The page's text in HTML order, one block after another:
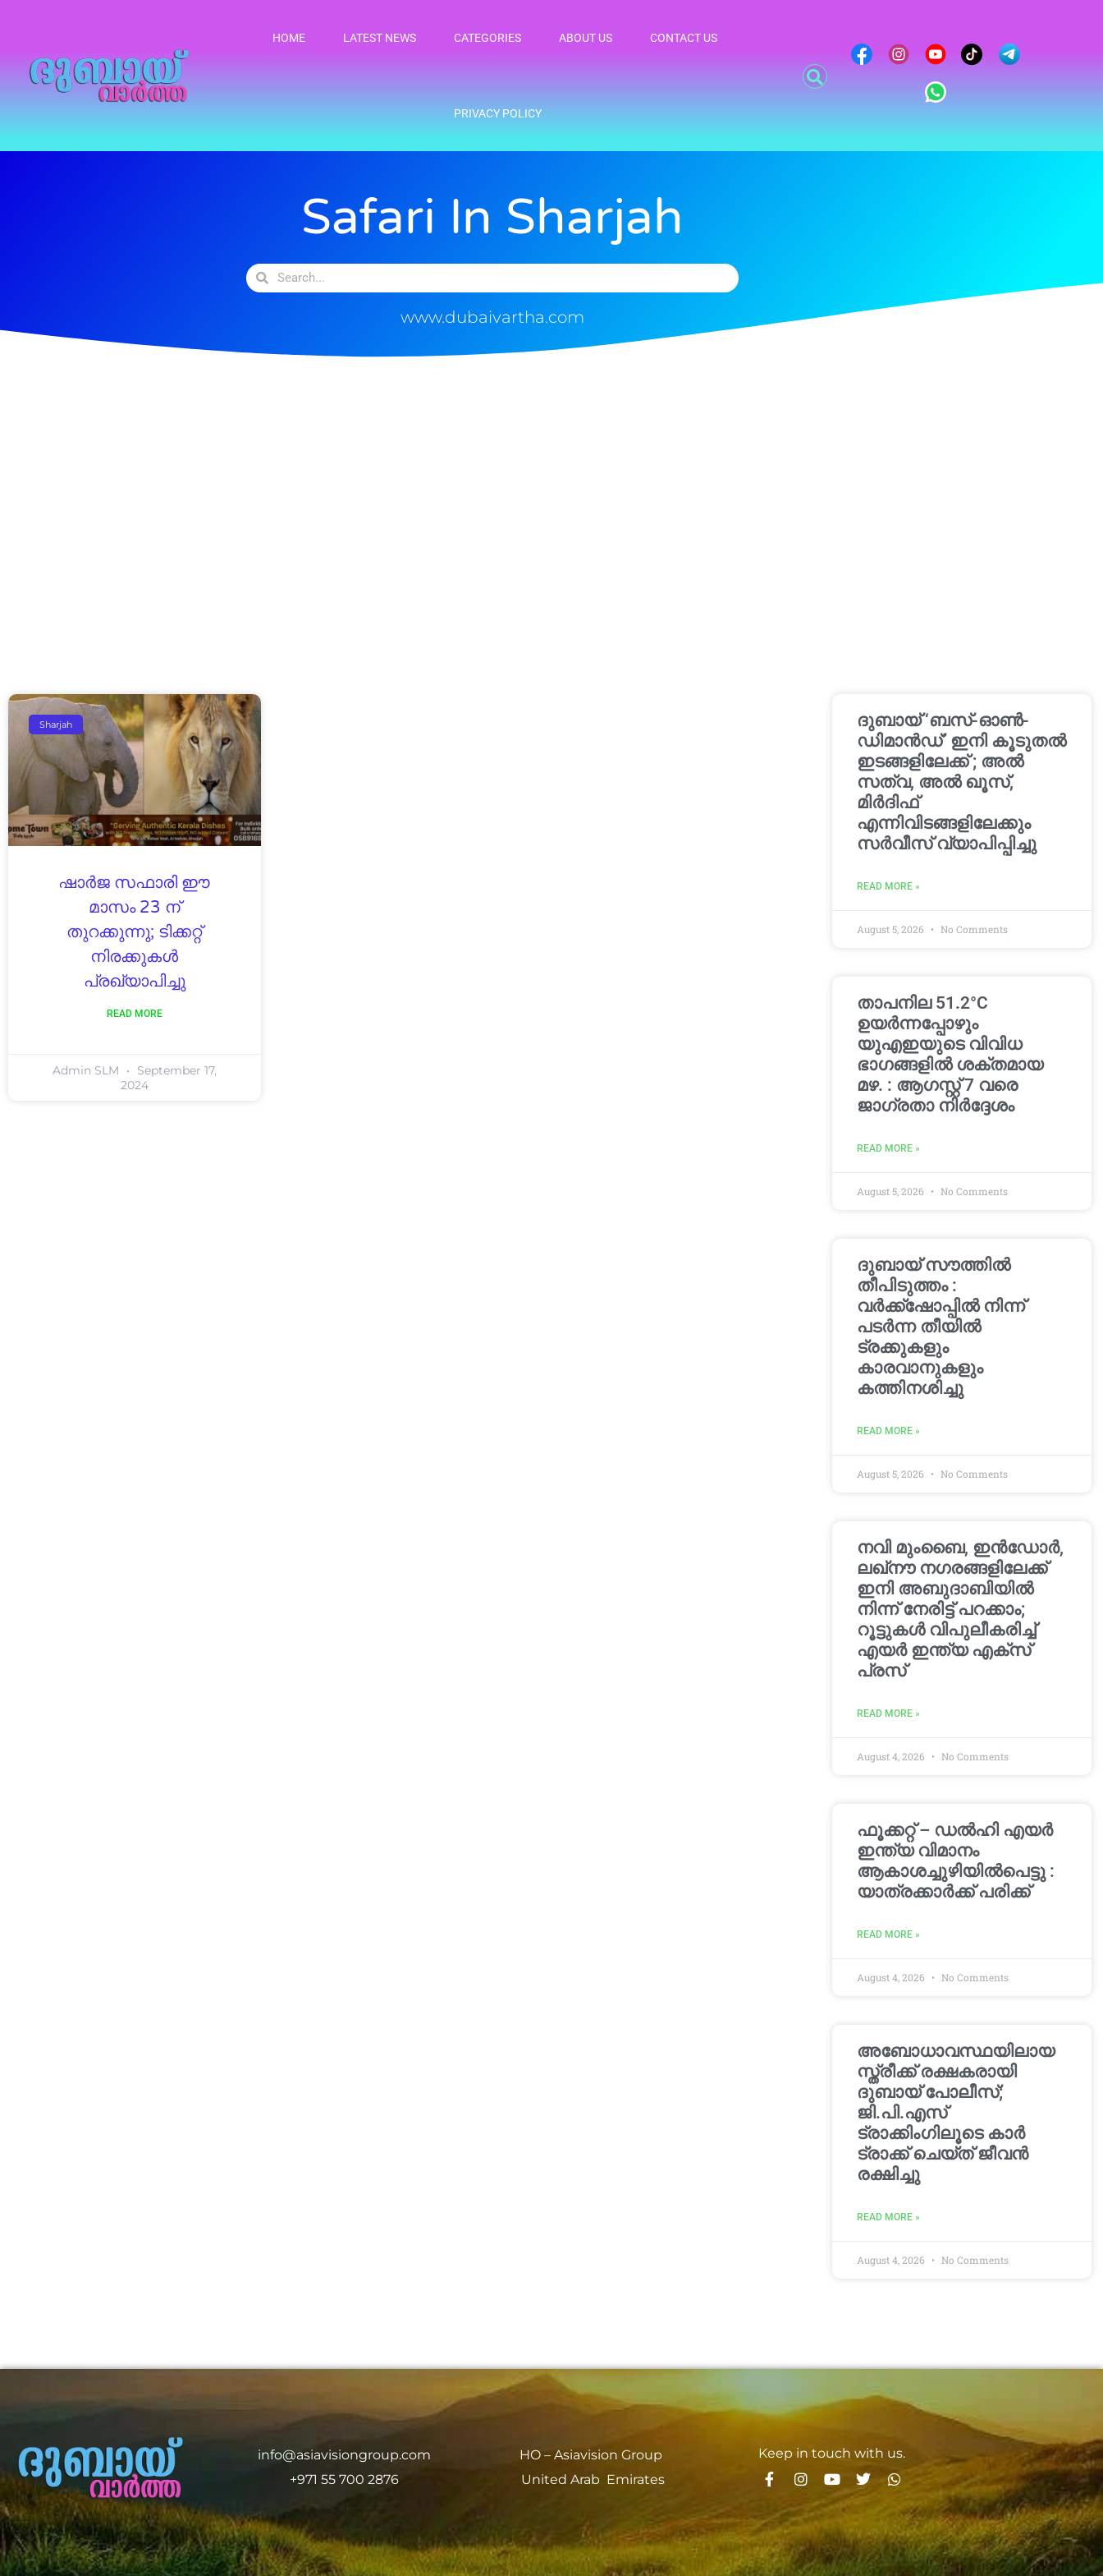
HOME LATEST NEWS CATEGORIES ABOUT US CONTACT US
PRIVACY POLICY
Safari In Sharjah
www.dubaivartha.com
Sharjah
ഷാർജ സഫാരി ഈ
മാസം 23 ന്
തുറക്കുന്നു; ടിക്കറ്റ്
നിരക്കുകൾ
പ്രഖ്യാപിച്ചു
READ MORE
Admin SLM
September 17,
2024
ദുബായ് ‘ബസ്-ഓൺ-
ഡിമാൻഡ്’ ഇനി കൂടുതൽ
ഇടങ്ങളിലേക്ക് ; അൽ
സത്വ, അൽ ഖൂസ്,
മിർദിഫ്
എന്നിവിടങ്ങളിലേക്കും
സർവീസ് വ്യാപിപ്പിച്ചു
READ MORE »
August 5, 2026 No Comments
താപനില 51.2°C
ഉയർന്നപ്പോഴും
യുഎഇയുടെ വിവിധ
ഭാഗങ്ങളിൽ ശക്തമായ
മഴ. : ആഗസ്റ്റ് 7 വരെ
ജാഗ്രതാ നിർദ്ദേശം
READ MORE »
August 5, 2026 No Comments
ദുബായ് സൗത്തിൽ
തീപിടുത്തം :
വർക്ക്‌ഷോപ്പിൽ നിന്ന്
പടർന്ന തീയിൽ
ട്രക്കുകളും
കാരവാനുകളും
കത്തിനശിച്ചു
READ MORE »
August 5, 2026 No Comments
നവി മുംബൈ, ഇൻഡോർ,
ലഖ്നൗ നഗരങ്ങളിലേക്ക്
ഇനി അബുദാബിയിൽ
നിന്ന് നേരിട്ട് പറക്കാം;
റൂട്ടുകൾ വിപുലീകരിച്ച്
എയർ ഇന്ത്യ എക്സ്
പ്രസ്
READ MORE »
August 4, 2026 No Comments
ഫൂക്കറ്റ് – ഡൽഹി എയര്‍
ഇന്ത്യ വിമാനം
ആകാശച്ചുഴിയില്‍പെട്ടു :
യാത്രക്കാര്‍ക്ക് പരിക്ക്
READ MORE »
August 4, 2026 No Comments
അബോധാവസ്ഥയിലായ
സ്ത്രീക്ക് രക്ഷകരായി
ദുബായ് പോലീസ്;
ജി.പി.എസ്
ട്രാക്കിംഗിലൂടെ കാർ
ട്രാക്ക് ചെയ്ത് ജീവൻ
രക്ഷിച്ചു
READ MORE »
August 4, 2026 No Comments
info@asiavisiongroup.com
+971 55 700 2876
HO – Asiavision Group
United Arab Emirates
Keep in touch with us.